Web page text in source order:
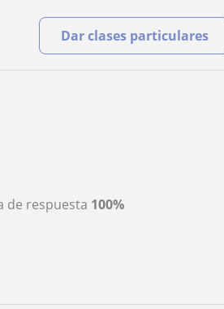
Dar clases particulares
de respuesta 100%